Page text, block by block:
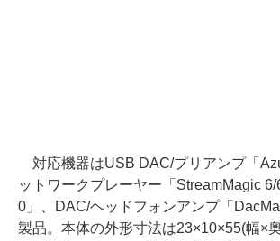
対応機器はUSB DAC/プリアンプ「
ットワークプレーヤー「StreamMagic
0」、DAC/ヘッドフォンアンプ「
製品。本体の外形寸法は23×10×55(幅×